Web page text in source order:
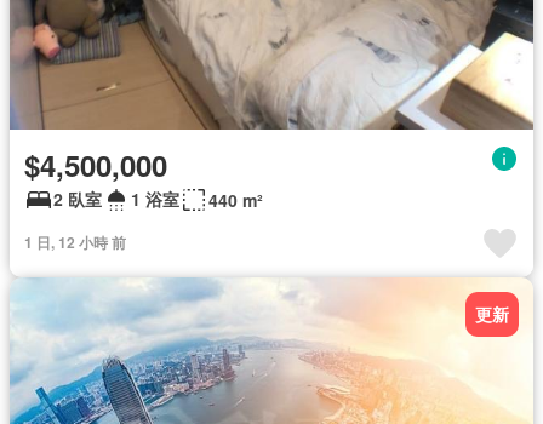
$4,500,000
2 臥室 1 浴室 440 m²
1 日, 12 小時 前
更新